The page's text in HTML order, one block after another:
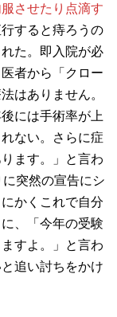
させたり点滴す
すると痔ろうの
た。即入院が必
者から「クロー
はありません。
には手術率が上
ない。さらに症
ます。」と言わ
突然の宣告にシ
かくこれで自分
、「今年の受験
すよ。」と言わ
追い討ちをかけ